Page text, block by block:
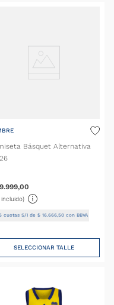
Básquet Alternativa
.999,00
incluido)
cuotas S/I de $ 16. 666, 50con BBVA
SELECCIONAR TALLE